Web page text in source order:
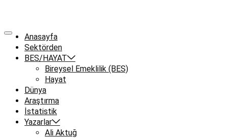
Anasayfa
Sektörden
BES/HAYAT
Bireysel Emeklilik (BES)
Hayat
Dünya
Araştırma
İstatistik
Yazarlar
Ali Aktuğ